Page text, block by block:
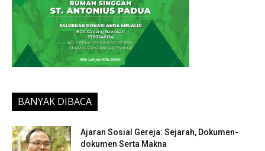
BANYAK DIBACA
Ajaran Sosial Gereja: Sejarah, Dokumen-
dokumen Serta Makna